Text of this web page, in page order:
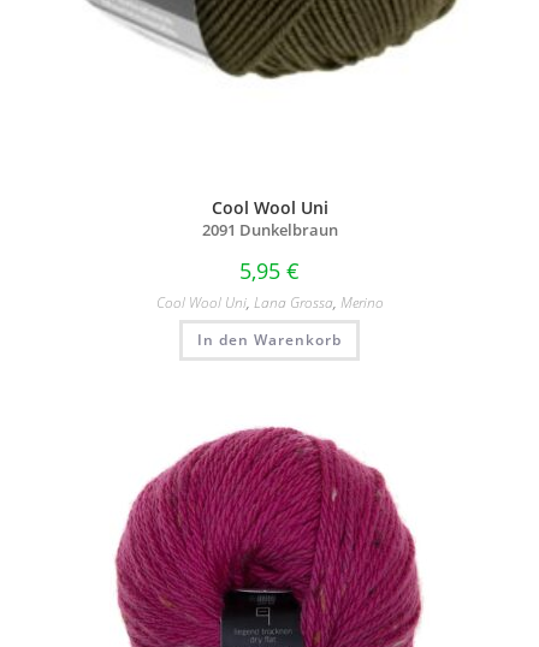
Cool Wool Uni
2091 Dunkelbraun
5,95 €
Cool Wool Uni, Lana Grossa, Merino
In den Warenkorb